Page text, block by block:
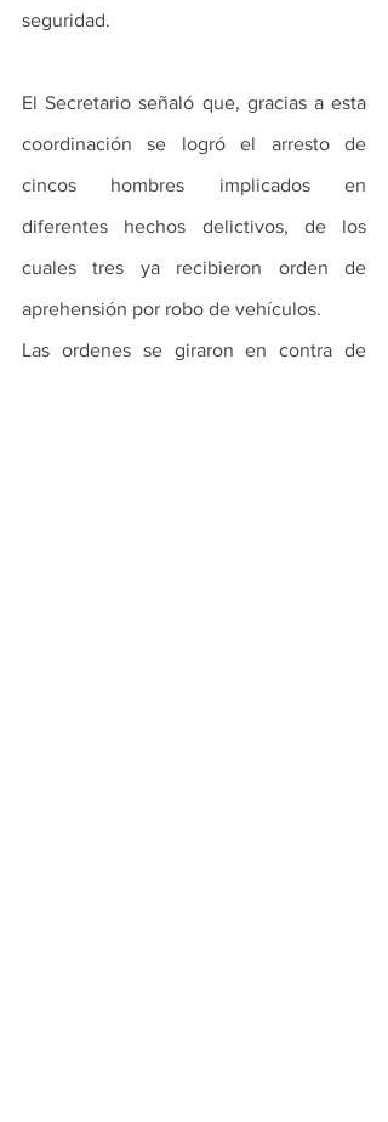
seguridad.
El Secretario señaló que, gracias a esta
coordinación se logró el arresto de
cincos hombres implicados en
diferentes hechos delictivos, de los
cuales tres ya recibieron orden de
aprehensión por robo de vehículos.
Las ordenes se giraron en contra de